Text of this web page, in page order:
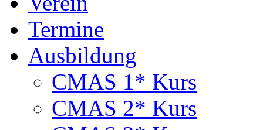
Termine
Ausbildung
CMAS 1* Kurs
CMAS 2* Kurs